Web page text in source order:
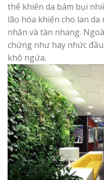
thể khiến da bám bụi
lão hóa khiến cho lan
nhăn và tàn nhang.
chứng như hay nhức
khô ngứa.